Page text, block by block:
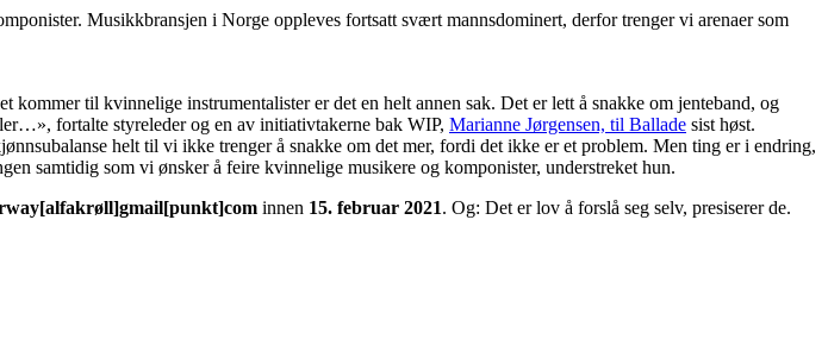
Musikkbransjen i Norge oppleves fortsatt svært mannsdominert, derfor trenger vi arenaer som
kommer til kvinnelige instrumentalister er det en helt annen sak. Det er lett å snakke om jenteband, og
fortalte styreleder og en av initiativtakerne bak WIP, Marianne Jørgensen, til Ballade sist høst.
helt til vi ikke trenger å snakke om det mer, fordi det ikke er et problem. Men ting er i endring,
samtidig som vi ønsker å feire kvinnelige musikere og komponister, understreket hun.
innen 15. februar 2021. Og: Det er lov å forslå seg selv, presiserer de.